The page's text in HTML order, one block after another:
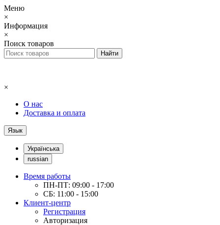
Меню
×
Информация
×
Поиск товаров
×
О нас
Доставка и оплата
Язык
Українська
russian
Время работы
ПН-ПТ: 09:00 - 17:00
СБ: 11:00 - 15:00
Клиент-центр
Регистрация
Авторизация